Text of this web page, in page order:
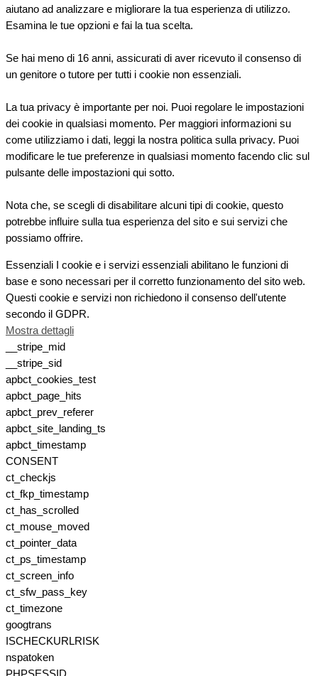
aiutano ad analizzare e migliorare la tua esperienza di utilizzo.
Esamina le tue opzioni e fai la tua scelta.
Se hai meno di 16 anni, assicurati di aver ricevuto il consenso di
un genitore o tutore per tutti i cookie non essenziali.
La tua privacy è importante per noi. Puoi regolare le impostazioni
dei cookie in qualsiasi momento. Per maggiori informazioni su
come utilizziamo i dati, leggi la nostra politica sulla privacy. Puoi
modificare le tue preferenze in qualsiasi momento facendo clic sul
pulsante delle impostazioni qui sotto.
Nota che, se scegli di disabilitare alcuni tipi di cookie, questo
potrebbe influire sulla tua esperienza del sito e sui servizi che
possiamo offrire.
Essenziali
I cookie e i servizi essenziali abilitano le funzioni di
base e sono necessari per il corretto funzionamento del sito web.
Questi cookie e servizi non richiedono il consenso dell'utente
secondo il GDPR.
Mostra dettagli
__stripe_mid
__stripe_sid
apbct_cookies_test
apbct_page_hits
apbct_prev_referer
apbct_site_landing_ts
apbct_timestamp
CONSENT
ct_checkjs
ct_fkp_timestamp
ct_has_scrolled
ct_mouse_moved
ct_pointer_data
ct_ps_timestamp
ct_screen_info
ct_sfw_pass_key
ct_timezone
googtrans
ISCHECKURLRISK
nspatoken
PHPSESSID